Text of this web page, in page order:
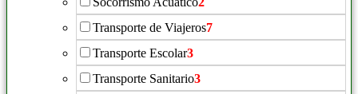
Transporte de Viajeros7
Transporte Escolar3
Transporte Sanitario3